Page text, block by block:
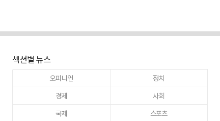
섹션별 뉴스
오피니언
정치
경제
사회
국제
스포츠